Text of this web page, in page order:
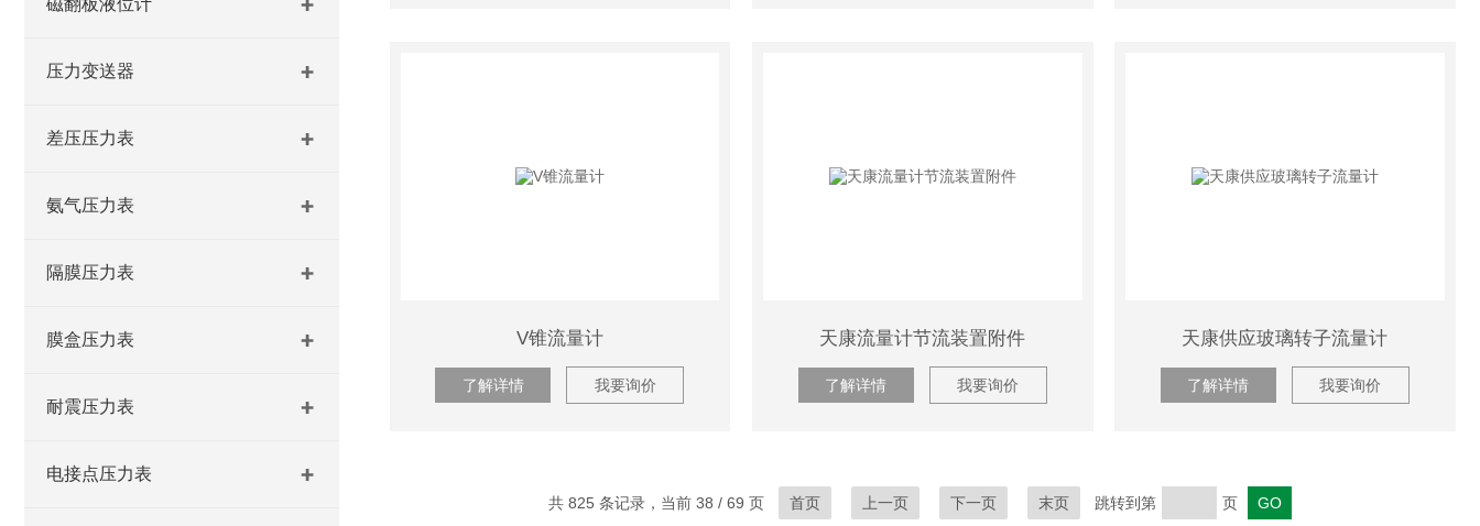
磁翻板液位计
压力变送器
差压压力表
氨气压力表
隔膜压力表
膜盒压力表
耐震压力表
电接点压力表
V锥流量计
了解详情 我要询价
天康流量计节流装置附件
了解详情 我要询价
天康供应玻璃转子流量计
了解详情 我要询价
共 825 条记录，当前 38 / 69 页 首页 上一页 下一页 末页 跳转到第 页